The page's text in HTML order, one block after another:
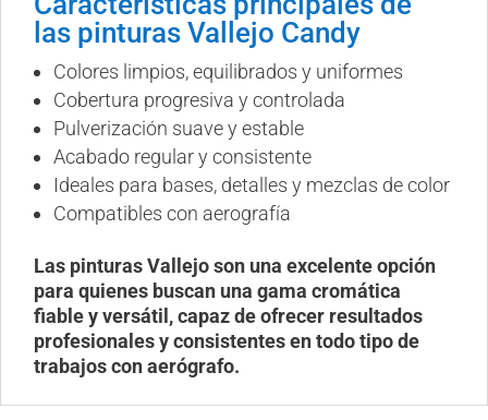
las pinturas Vallejo Candy
Colores limpios, equilibrados y uniformes
Cobertura progresiva y controlada
Pulverización suave y estable
Acabado regular y consistente
Ideales para bases, detalles y mezclas de color
Compatibles con aerografía
Las pinturas Vallejo son una excelente opción
para quienes buscan una gama cromática
fiable y versátil, capaz de ofrecer resultados
profesionales y consistentes en todo tipo de
trabajos con aerógrafo.